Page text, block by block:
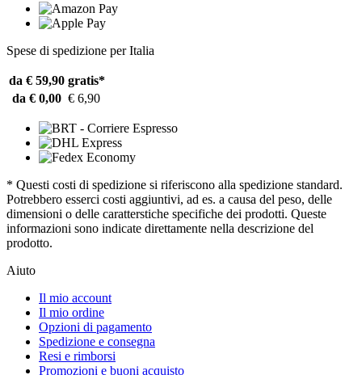
Spese di spedizione per Italia
da € 59,90 gratis*
da € 0,00 € 6,90
* Questi costi di spedizione si riferiscono alla spedizione standard.
Potrebbero esserci costi aggiuntivi, ad es. a causa del peso, delle
dimensioni o delle caratterstiche specifiche dei prodotti. Queste
informazioni sono indicate direttamente nella descrizione del
prodotto.
Aiuto
Il mio account
Il mio ordine
Opzioni di pagamento
Spedizione e consegna
Resi e rimborsi
Promozioni e buoni acquisto